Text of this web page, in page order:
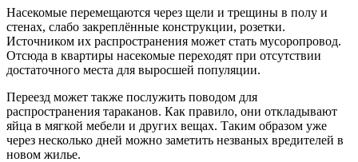
Насекомые перемещаются через щели и трещины в полу и
стенах, слабо закреплённые конструкции, розетки.
Источником их распространения может стать мусоропровод.
Отсюда в квартиры насекомые переходят при отсутствии
достаточного места для выросшей популяции.
Переезд может также послужить поводом для
распространения тараканов. Как правило, они откладывают
яйца в мягкой мебели и других вещах. Таким образом уже
через несколько дней можно заметить незваных вредителей в
новом жилье.